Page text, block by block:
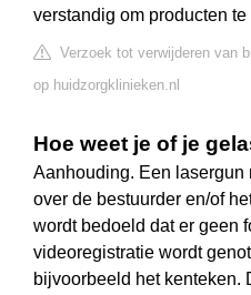
verstandig om producten
Verzoek tot verwijderen van
op huidzorgklinieken.nl
Hoe weet je of je
Aanhouding. Een lasergun
over de bestuurder en/of
wordt bedoeld dat er geen
videoregistratie wordt
bijvoorbeeld het kenteken.